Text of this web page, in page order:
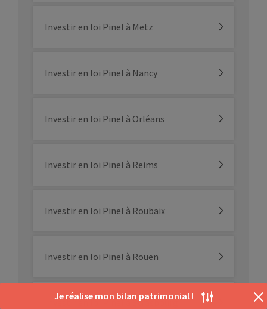
Investir en loi Pinel à Metz
Investir en loi Pinel à Nancy
Investir en loi Pinel à Orléans
Investir en loi Pinel à Reims
Investir en loi Pinel à Roubaix
Investir en loi Pinel à Rouen
Investir en loi Pinel à Strasbourg
Je réalise mon bilan patrimonial !